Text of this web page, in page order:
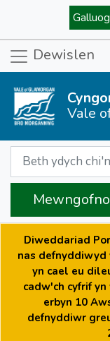
Dewislen
Vale
Diweddariad
nas
yn cael eu
cadw'ch cyfrif
erbyn 10
defnyddiwr